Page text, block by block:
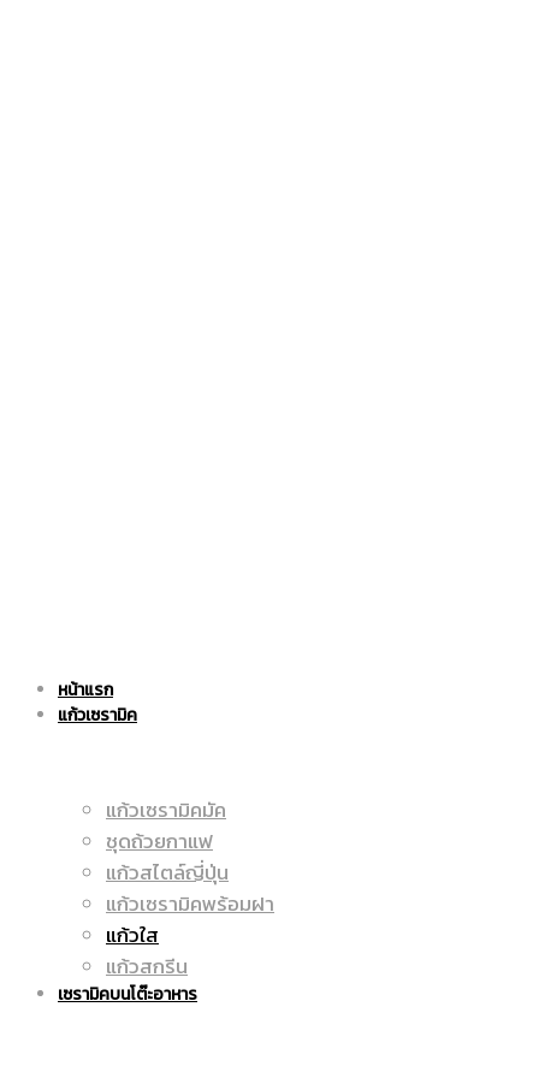
ราคา
|
เซรามิค
ราคา
หน้าแรก
แก้วเซรามิค
แก้วเซรามิคมัค
ชุดถ้วยกาแฟ
แก้วสไตล์ญี่ปุ่น
แก้วเซรามิคพร้อมฝา
แก้วใส
แก้วสกรีน
เซรามิคบนโต๊ะอาหาร